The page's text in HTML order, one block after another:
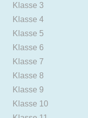
Klasse 3
Klasse 4
Klasse 5
Klasse 6
Klasse 7
Klasse 8
Klasse 9
Klasse 10